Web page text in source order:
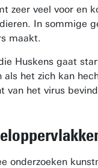
zeer veel voor en
In sommige
maakt.
Huskens gaat
als het zich kan
van het virus
onderzoeken